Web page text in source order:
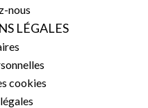
nous
LÉGALES
cookies